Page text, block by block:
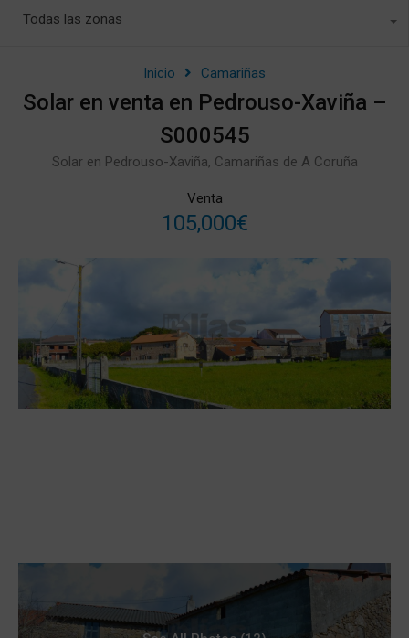
Todas las zonas
Inicio Camariñas
Solar en venta en Pedrouso-Xaviña –
S000545
Solar en Pedrouso-Xaviña, Camariñas de A Coruña
Venta
105,000€